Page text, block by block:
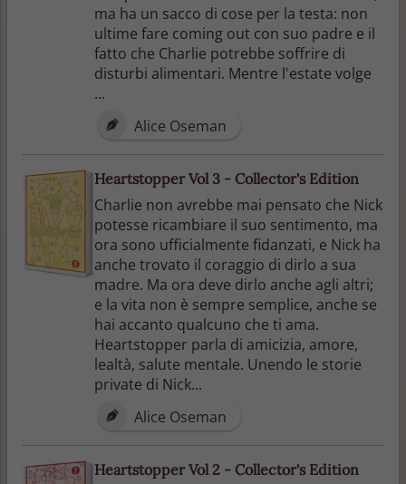
ma ha un sacco di cose per la testa: non
ultime fare coming out con suo padre e il
fatto che Charlie potrebbe soffrire di
disturbi alimentari. Mentre l'estate volge
...
Alice Oseman
Heartstopper Vol 3 - Collector's Edition
Charlie non avrebbe mai pensato che Nick
potesse ricambiare il suo sentimento, ma
ora sono ufficialmente fidanzati, e Nick ha
anche trovato il coraggio di dirlo a sua
madre. Ma ora deve dirlo anche agli altri;
e la vita non è sempre semplice, anche se
hai accanto qualcuno che ti ama.
Heartstopper parla di amicizia, amore,
lealtà, salute mentale. Unendo le storie
private di Nick...
Alice Oseman
Heartstopper Vol 2 - Collector's Edition